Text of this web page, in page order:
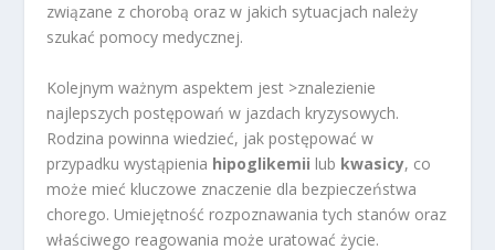
związane z chorobą oraz w jakich sytuacjach należy
szukać pomocy medycznej.
Kolejnym ważnym aspektem jest >znalezienie
najlepszych postępowań w jazdach kryzysowych.
Rodzina powinna wiedzieć, jak postępować w
przypadku wystąpienia hipoglikemii lub kwasicy, co
może mieć kluczowe znaczenie dla bezpieczeństwa
chorego. Umiejętność rozpoznawania tych stanów oraz
właściwego reagowania może uratować życie.